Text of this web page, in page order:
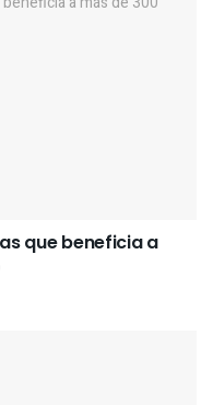
que beneficia a